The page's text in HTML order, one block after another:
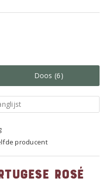
Doos (6)
producent
rosé